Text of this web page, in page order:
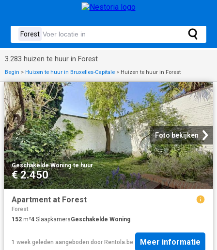
3.283 huizen te huur in Forest
Begin > Huizen te huur in Bruxelles-Capitale > Huizen te huur in Forest
Foto bekijken
Geschakelde Woning·te huur
€ 2.450
Apartment at Forest
Forest
152 m²4 SlaapkamersGeschakelde Woning
1 week geleden aangeboden door Rentola.be Meer informatie